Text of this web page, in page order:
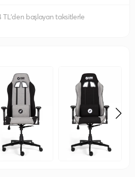
TL'den başlayan taksitlerle